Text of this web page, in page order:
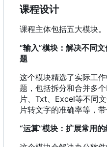
课程设计
课程主体包括五大模块。
“输入”模块：解决不同
题
这个模块精选了实际工
题 ， 包括拆分和合并多
片、Txt、Excel等不同
片转文字的准确率等 ，
“运算”模块：扩展常用